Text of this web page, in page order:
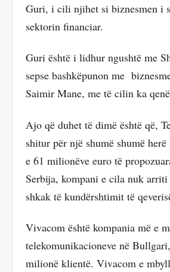
Guri, i cili njihet si biznesmen i
sektorin financiar.
Guri është i lidhur ngushtë me
sepse bashkëpunon me
Saimir Mane, me të cilin ka
Ajo që duhet të dimë është që,
shitur për një shumë shumë
e 61 milionëve euro të
Serbija, kompani e cila nuk
shkak të kundërshtimit të
Vivacom është kompania më e
telekomunikacioneve në
milionë klientë. Vivacom e